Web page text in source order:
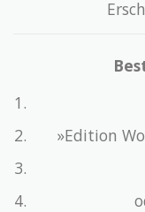
»Edition